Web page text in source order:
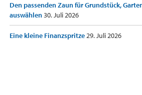
Den passenden Zaun für Grundstück,
auswählen30. Juli 2026
Eine kleine Finanzspritze29. Juli 2026